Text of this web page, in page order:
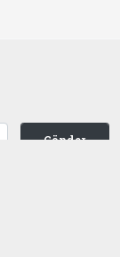
Gönder